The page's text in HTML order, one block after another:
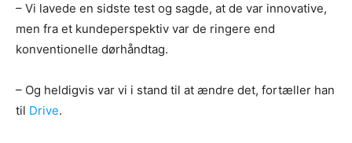
– Vi lavede en sidste test og sagde, at de var innovative,
men fra et kundeperspektiv var de ringere end
konventionelle dørhåndtag.
– Og heldigvis var vi i stand til at ændre det, fortæller han
til Drive.